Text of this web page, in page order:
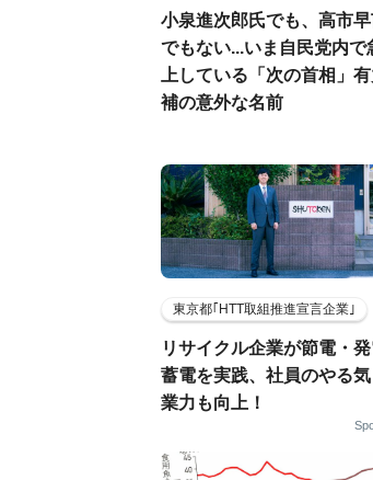
小泉進次郎氏でも、高市
でもない...いま自民党内で
上している「次の首相」
補の意外な名前
東京都｢HTT取組推進宣言企業｣
リサイクル企業が節電・発
蓄電を実践、社員のやる
業力も向上！